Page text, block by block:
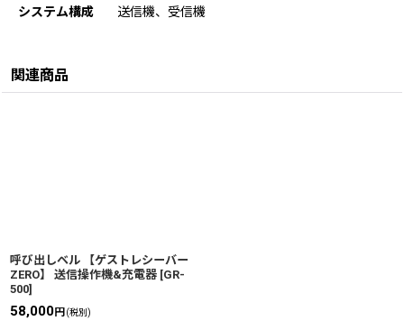
システム構成 送信機、受信機
関連商品
呼び出しベル 【ゲストレシーバー
ZERO】 送信操作機&充電器 [GR-
500]
58,000円 (税別)